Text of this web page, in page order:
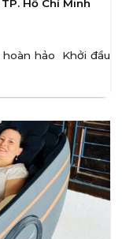
Hồ Chí Minh
hoàn hảo Khởi đầu